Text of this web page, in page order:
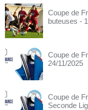
Coupe de
buteuses -
Coupe de
24/11/2025
Coupe de
Seconde